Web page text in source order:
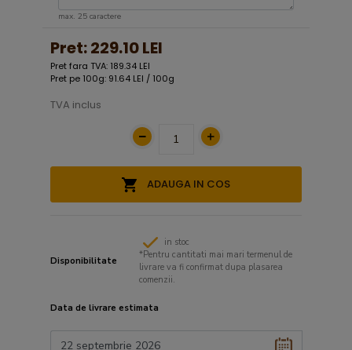
max. 25 caractere
Pret:229.10 LEI
Pret fara TVA: 189.34 LEI
Pret pe 100g: 91.64 LEI / 100g
TVA inclus
ADAUGA IN COS
Disponibilitate
in stoc
*Pentru cantitati mai mari termenul de
livrare va fi confirmat dupa plasarea
comenzii.
Data de livrare estimata